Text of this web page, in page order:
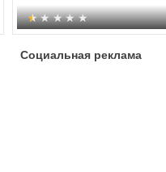
Социальная реклама